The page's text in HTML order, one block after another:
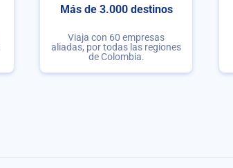
Más de 3.000 destinos
Viaja con 60 empresas
aliadas, por todas las regiones
de Colombia.